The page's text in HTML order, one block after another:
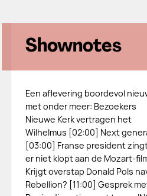
Shownotes
Een aflevering boordevol
met onder meer: Bezoekers
Nieuwe Kerk vertragen het
Wilhelmus [02:00] Next
[03:00] Franse president
er niet klopt aan de Mozart-
Krijgt overstap Donald Pols
Rebellion? [11:00] Gesprek